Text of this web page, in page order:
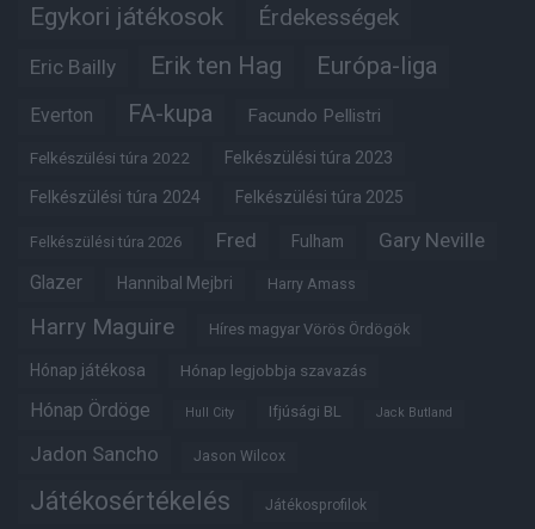
Egykori játékosok Érdekességek
Eric Bailly Erik ten Hag Európa-liga
Everton FA-kupa Facundo Pellistri
Felkészülési túra 2022 Felkészülési túra 2023
Felkészülési túra 2024 Felkészülési túra 2025
Felkészülési túra 2026 Fred Fulham Gary Neville
Glazer Hannibal Mejbri Harry Amass
Harry Maguire Híres magyar Vörös Ördögök
Hónap játékosa Hónap legjobbja szavazás
Hónap Ördöge Hull City Ifjúsági BL Jack Butland
Jadon Sancho Jason Wilcox
Játékosértékelés Játékosprofilok